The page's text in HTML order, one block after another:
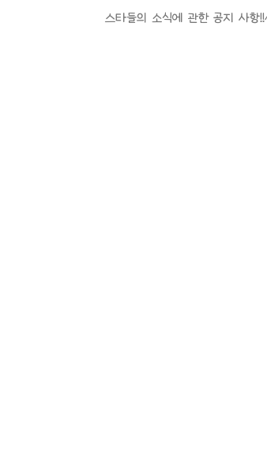
스타들의 소식에 관한 공지 사항